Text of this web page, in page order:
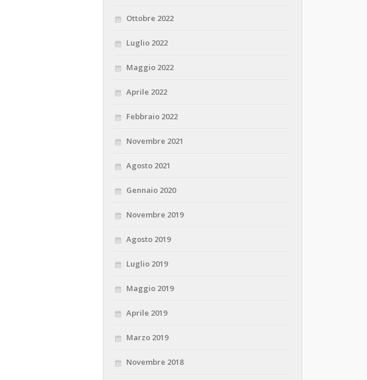
Ottobre 2022
Luglio 2022
Maggio 2022
Aprile 2022
Febbraio 2022
Novembre 2021
Agosto 2021
Gennaio 2020
Novembre 2019
Agosto 2019
Luglio 2019
Maggio 2019
Aprile 2019
Marzo 2019
Novembre 2018